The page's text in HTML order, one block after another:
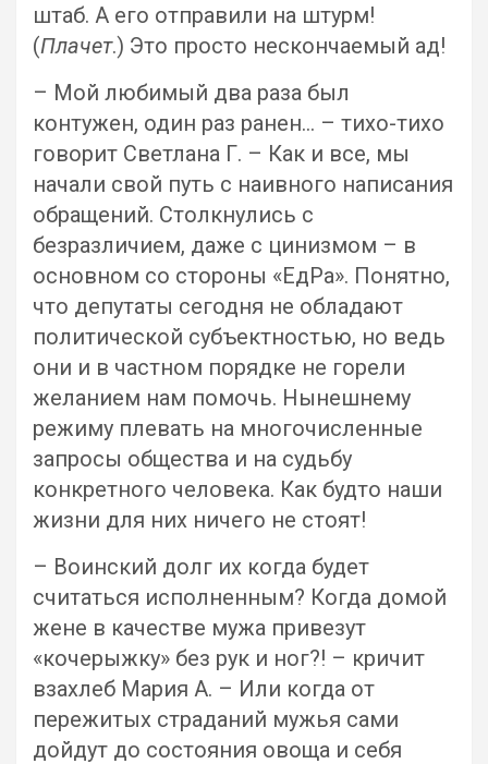
штаб. А его отправили на штурм!
(Плачет.) Это просто нескончаемый ад!
– Мой любимый два раза был
контужен, один раз ранен… – тихо-тихо
говорит Светлана Г. – Как и все, мы
начали свой путь с наивного написания
обращений. Столкнулись с
безразличием, даже с цинизмом – в
основном со стороны «ЕдРа». Понятно,
что депутаты сегодня не обладают
политической субъектностью, но ведь
они и в частном порядке не горели
желанием нам помочь. Нынешнему
режиму плевать на многочисленные
запросы общества и на судьбу
конкретного человека. Как будто наши
жизни для них ничего не стоят!
– Воинский долг их когда будет
считаться исполненным? Когда домой
жене в качестве мужа привезут
«кочерыжку» без рук и ног?! – кричит
взахлеб Мария А. – Или когда от
пережитых страданий мужья сами
дойдут до состояния овоща и себя